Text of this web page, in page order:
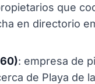
que
en directorio
: empresa de
de Playa de